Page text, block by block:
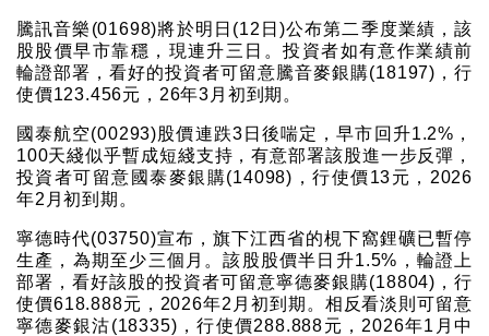
騰訊音樂(01698)將於明日(12日)公布第二季度業績，該
股股價早市靠穩，現連升三日。投資者如有意作業績前
輪證部署，看好的投資者可留意騰音麥銀購(18197)，行
使價123.456元，26年3月初到期。
國泰航空(00293)股價連跌3日後喘定，早市回升1.2%，
100天綫似乎暫成短綫支持，有意部署該股進一步反彈，
投資者可留意國泰麥銀購(14098)，行使價13元，2026
年2月初到期。
寧德時代(03750)宣布，旗下江西省的梘下窩鋰礦已暫停
生產，為期至少三個月。該股股價半日升1.5%，輪證上
部署，看好該股的投資者可留意寧德麥銀購(18804)，行
使價618.888元，2026年2月初到期。相反看淡則可留意
寧德麥銀沽(18335)，行使價288.888元，2026年1月中